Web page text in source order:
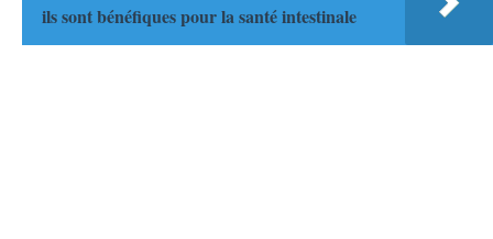
ils sont bénéfiques pour la santé intestinale